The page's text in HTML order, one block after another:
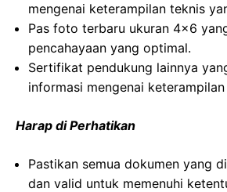
mengenai keterampilan teknis
Pas foto terbaru ukuran 4×6
pencahayaan yang optimal.
Sertifikat pendukung lainnya
informasi mengenai
Harap di Perhatikan
Pastikan semua dokumen yang
dan valid untuk memenuhi